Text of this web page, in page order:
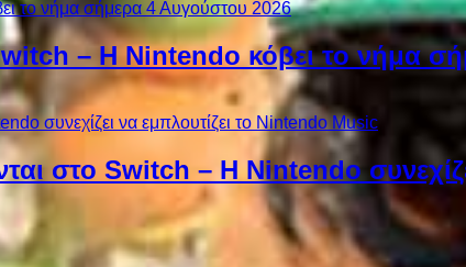
– Η Nintendo κόβει το νήμα
στο Switch – Η Nintendo